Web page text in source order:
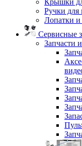
Крышки
Ручки для
Лопатки и
Сервисные
Запчасти